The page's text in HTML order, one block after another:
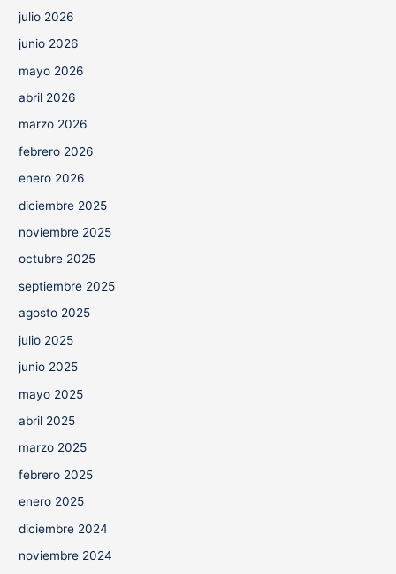
julio 2026
junio 2026
mayo 2026
abril 2026
marzo 2026
febrero 2026
enero 2026
diciembre 2025
noviembre 2025
octubre 2025
septiembre 2025
agosto 2025
julio 2025
junio 2025
mayo 2025
abril 2025
marzo 2025
febrero 2025
enero 2025
diciembre 2024
noviembre 2024